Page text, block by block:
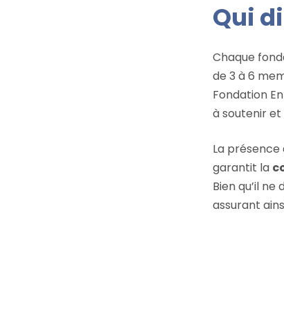
Qui
Chaque
de 3 à 6
Fondation
à soutenir
La
garantit la
Bien qu’il
assurant